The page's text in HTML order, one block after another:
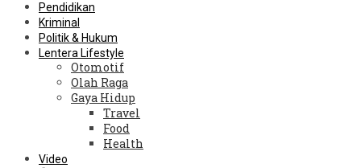
Pendidikan
Kriminal
Politik & Hukum
Lentera Lifestyle
Otomotif
Olah Raga
Gaya Hidup
Travel
Food
Health
Video